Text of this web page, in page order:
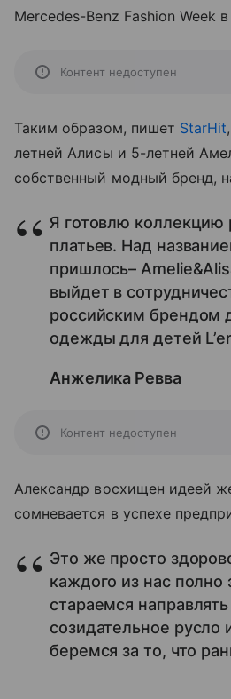
Mercedes-Benz Fashion Week
Контент недоступен
Таким образом, пишет StarHit
летней Алисы и 5-летней
собственный модный бренд,
Я готовлю коллекцию
платьев. Над
пришлось–
выйдет в
российским брендом
одежды для детей
Анжелика Ревва
Контент недоступен
Александр восхищен идеей
сомневается в успехе
Это же просто
каждого из нас
стараемся
созидательное русло
беремся за то, что